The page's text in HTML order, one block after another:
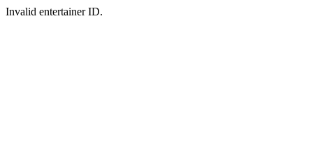
Invalid entertainer ID.